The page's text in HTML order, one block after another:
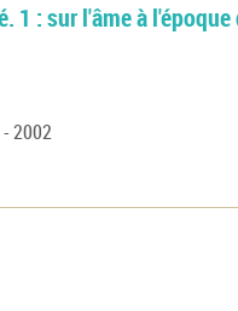
1 : sur l'âme à l'époque
- 2002